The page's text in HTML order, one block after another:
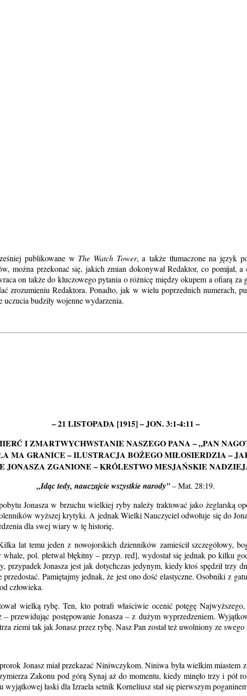
publikowane w The Watch Tower, a także tłumaczone na język
można przekonać się, jakich zmian dokonywał Redaktor, co pomijał,
on także do kluczowego pytania o różnicę między okupem a ofiarą
zrozumieniu Redaktora. Ponadto, jak w wielu poprzednich numerach,
budziły wojenne wydarzenia.
– 21 LISTOPADA [1915] – JON. 3:1‑4:11 –
I ZMARTWYCHWSTANIE NASZEGO PANA – „PAN
MA GRANICE – ILUSTRACJA BOŻEGO MIŁOSIERDZIA –
JONASZA ZGANIONE – KRÓLESTWO MESJAŃSKIE
„Idąc tedy, nauczajcie wszystkie narody”– Mat. 28:19.
Jonasza w brzuchu wielkiej ryby należy traktować jako żeglarską
wyższej krytyki. A jednak Wielki Nauczyciel odwołuje się do
dla swej wiary w tę historię.
lat temu jeden z nowojorskich dzienników zamieścił szczegółowy,
pol. płetwal błękitny – przyp. red], wydostał się jednak po kilku
Jonasza jest jak dotychczas jedynym, kiedy ktoś spędził trzy
Pamiętajmy jednak, że jest ono dość elastyczne. Osobniki z
człowieka.
wielką rybę. Ten, kto potrafi właściwie ocenić potęgę
postępowanie Jonasza – z dużym wyprzedzeniem.
ziemi tak jak Jonasz przez rybę. Nasz Pan został też uwolniony ze
Jonasz miał przekazać Niniwczykom. Niniwa była wielkim
Zakonu pod górą Synaj aż do momentu, kiedy minęło trzy i pół
łaski dla Izraela setnik Korneliusz stał się pierwszym